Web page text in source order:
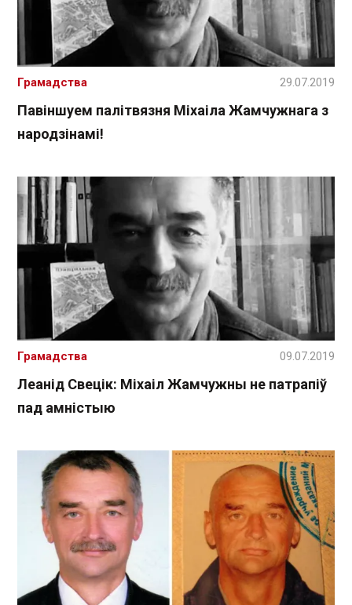
Павіншуем палітвязня Міхаіла Жамчужнага з
народзінамі!
Грамадства 29.07.2019
Леанід Свецік: Міхаіл Жамчужны не патрапіў
пад амністыю
Грамадства 09.07.2019